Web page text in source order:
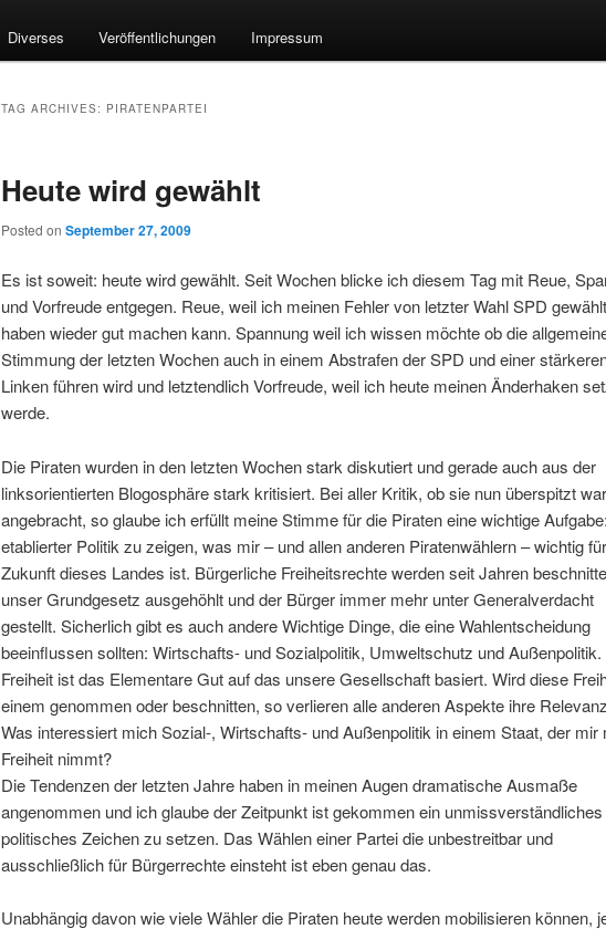
Diverses Veröffentlichungen Impressum
TAG ARCHIVES: PIRATENPARTEI
Heute wird gewählt
Posted onSeptember 27, 2009
Es ist soweit: heute wird gewählt. Seit Wochen blicke ich diesem Tag mit Reue,
und Vorfreude entgegen. Reue, weil ich meinen Fehler von letzter Wahl SPD
haben wieder gut machen kann. Spannung weil ich wissen möchte ob die
Stimmung der letzten Wochen auch in einem Abstrafen der SPD und einer
Linken führen wird und letztendlich Vorfreude, weil ich heute meinen Änderhaken
werde.
Die Piraten wurden in den letzten Wochen stark diskutiert und gerade auch aus der
linksorientierten Blogosphäre stark kritisiert. Bei aller Kritik, ob sie nun überspitzt
angebracht, so glaube ich erfüllt meine Stimme für die Piraten eine wichtige Aufgabe:
etablierter Politik zu zeigen, was mir – und allen anderen Piratenwählern – wichtig
Zukunft dieses Landes ist. Bürgerliche Freiheitsrechte werden seit Jahren
unser Grundgesetz ausgehöhlt und der Bürger immer mehr unter Generalverdacht
gestellt. Sicherlich gibt es auch andere Wichtige Dinge, die eine Wahlentscheidung
beeinflussen sollten: Wirtschafts- und Sozialpolitik, Umweltschutz und Außenpolitik.
Freiheit ist das Elementare Gut auf das unsere Gesellschaft basiert. Wird diese
einem genommen oder beschnitten, so verlieren alle anderen Aspekte ihre
Was interessiert mich Sozial-, Wirtschafts- und Außenpolitik in einem Staat, der mir
Freiheit nimmt?
Die Tendenzen der letzten Jahre haben in meinen Augen dramatische Ausmaße
angenommen und ich glaube der Zeitpunkt ist gekommen ein unmissverständliches
politisches Zeichen zu setzen. Das Wählen einer Partei die unbestreitbar und
ausschließlich für Bürgerrechte einsteht ist eben genau das.
Unabhängig davon wie viele Wähler die Piraten heute werden mobilisieren können,